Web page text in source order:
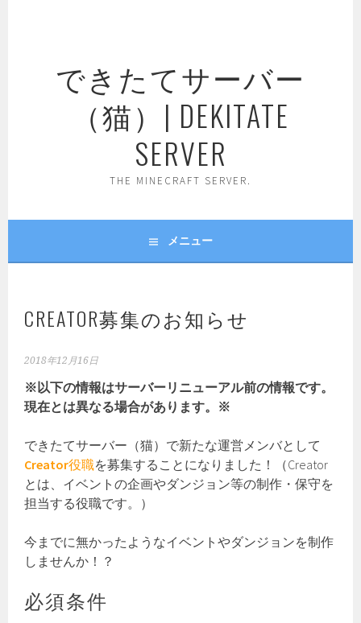
できたてサーバー
（猫）| DEKITATE
SERVER
THE MINECRAFT SERVER.
メニュー
CREATOR募集のお知らせ
2018年12月16日
※以下の情報はサーバーリニューアル前の情報です。
現在とは異なる場合があります。※
できたてサーバー（猫）で新たな運営メンバとして
Creator役職を募集することになりました！（Creator
とは、イベントの企画やダンジョン等の制作・保守を
担当する役職です。）
今までに無かったようなイベントやダンジョンを制作
しませんか！？
必須条件